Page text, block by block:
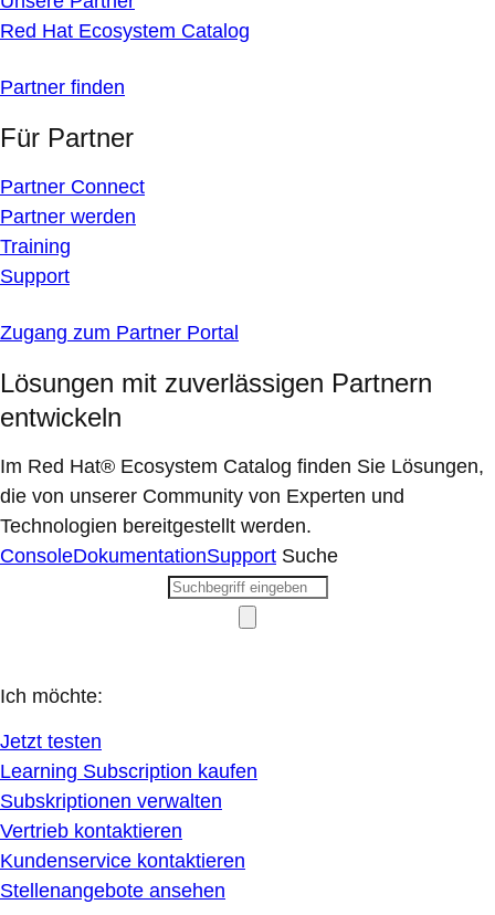
Red Hat Ecosystem Catalog
Partner finden
Für Partner
Partner Connect
Partner werden
Training
Support
Zugang zum Partner Portal
Lösungen mit zuverlässigen Partnern
entwickeln
Im Red Hat® Ecosystem Catalog finden Sie Lösungen,
die von unserer Community von Experten und
Technologien bereitgestellt werden.
ConsoleDokumentationSupport Suche
Ich möchte:
Jetzt testen
Learning Subscription kaufen
Subskriptionen verwalten
Vertrieb kontaktieren
Kundenservice kontaktieren
Stellenangebote ansehen